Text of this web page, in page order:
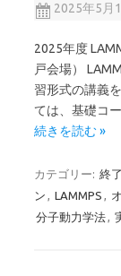
2025年5月
2025年度
戸会場）
習形式の講義
ては、基礎コ
続きを読む »
カテゴリー: 終
ン , LAMMPS ,
分子動力学法,